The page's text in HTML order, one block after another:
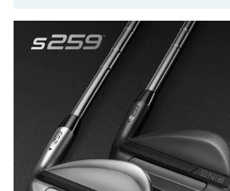
Amundi Evian Championship, de nouvelles
expériences immersives
Tiger Woods se retire du Genesis Invitational
Evian Resort Golf Club : Saison 2 du
Programme Performance
Resonance Golf Collection : Lacoste Golf
Series & Trophée Écologie, deux circuits
amateurs en 10 étapes
Royal Air Maroc Golf & Padel Cup : le nouvel
event sport et networking
LPGA Tour 2026 : une saison record pour le
golf féminin